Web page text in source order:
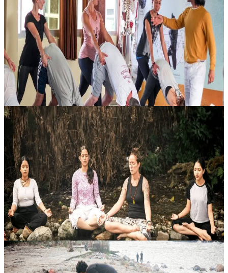
100 Ore Yoga TTC Rishikesh
Inizia un nuovo capitolo con un ritiro di formazione insegnanti yoga
di 100 ore a Rishikesh, pensato per chi è alle prime armi e desidera
costruire basi solide nella pratica e nell’insegnamento. Il pr...
599,00 USD
12 agosto 2026 07:30
Rishikesh, India
Breve Ritiro di Yoga e Fuga
Nel cuore spirituale di Rishikesh, questo ritiro di 3 giorni invita a
una pausa breve ma intensa, immersa nell’atmosfera dell’Himalaya.
Le pratiche quotidiane, i luoghi sacri e il contatto con la natu...
180,00 USD
12 agosto 2026 09:30
Rishikesh, India